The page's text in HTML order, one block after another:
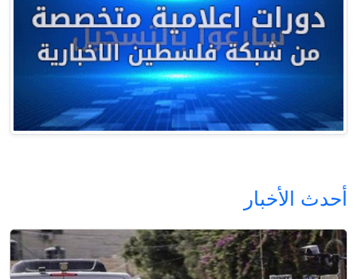
أحدث الأخبار